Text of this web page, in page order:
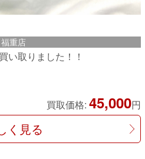
福重店
い取りました！！
買取価格: 45,000円
く見る